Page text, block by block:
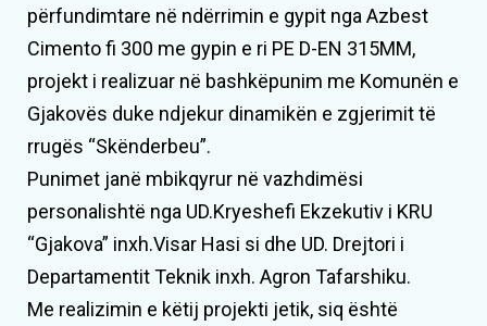
përfundimtare në ndërrimin e gypit nga Azbest
Cimento fi 300 me gypin e ri PE D-EN 315MM,
projekt i realizuar në bashkëpunim me Komunën e
Gjakovës duke ndjekur dinamikën e zgjerimit të
rrugës “Skënderbeu”.
Punimet janë mbikqyrur në vazhdimësi
personalishtë nga UD.Kryeshefi Ekzekutiv i KRU
“Gjakova” inxh.Visar Hasi si dhe UD. Drejtori i
Departamentit Teknik inxh. Agron Tafarshiku.
Me realizimin e këtij projekti jetik, siq është